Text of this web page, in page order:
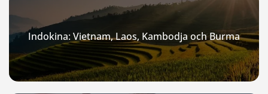
Indokina: Vietnam, Laos, Kambodja och Burma